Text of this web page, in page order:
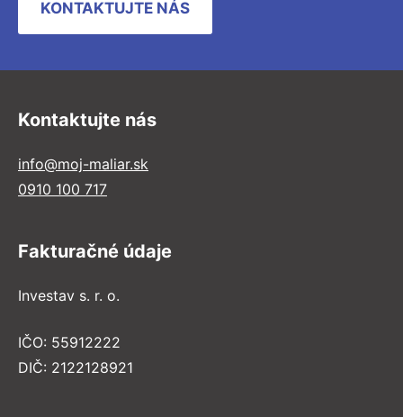
KONTAKTUJTE NÁS
Kontaktujte nás
info@moj-maliar.sk
0910 100 717
Fakturačné údaje
Investav s. r. o.
IČO: 55912222
DIČ: 2122128921